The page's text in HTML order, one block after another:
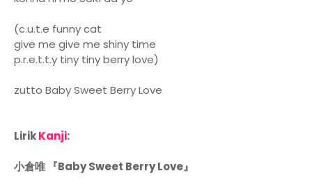
(c.u.t.e funny cat
give me give me shiny time
p.r.e.t.t.y tiny tiny berry love)
zutto Baby Sweet Berry Love
LirikKanji:
小倉唯 『Baby Sweet Berry Love』